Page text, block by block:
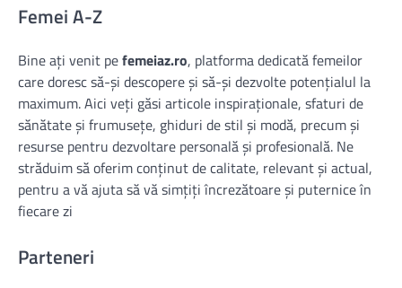
Femei A-Z
Bine ați venit pefemeiaz.ro, platforma dedicată femeilor
care doresc să-și descopere și să-și dezvolte potențialul la
maximum. Aici veți găsi articole inspiraționale, sfaturi de
sănătate și frumusețe, ghiduri de stil și modă, precum și
resurse pentru dezvoltare personală și profesională. Ne
străduim să oferim conținut de calitate, relevant și actual,
pentru a vă ajuta să vă simțiți încrezătoare și puternice în
fiecare zi
Parteneri